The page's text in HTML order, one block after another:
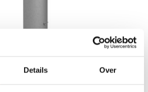
Details Over
gebruikt voor het verwijderen